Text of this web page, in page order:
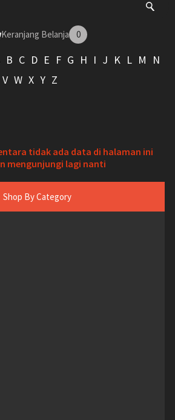
Keranjang Belanja 0
B C D E F G H I J K L M
N
V W X Y Z
Shop By Category
tidak ada data di halaman ini
mengunjungi lagi nanti